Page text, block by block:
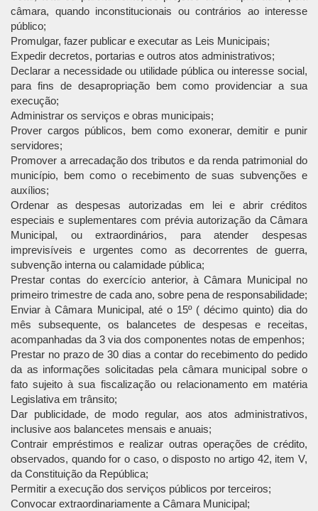
câmara, quando inconstitucionais ou contrários ao interesse
público;
Promulgar, fazer publicar e executar as Leis Municipais;
Expedir decretos, portarias e outros atos administrativos;
Declarar a necessidade ou utilidade pública ou interesse social,
para fins de desapropriação bem como providenciar a sua
execução;
Administrar os serviços e obras municipais;
Prover cargos públicos, bem como exonerar, demitir e punir
servidores;
Promover a arrecadação dos tributos e da renda patrimonial do
município, bem como o recebimento de suas subvenções e
auxílios;
Ordenar as despesas autorizadas em lei e abrir créditos
especiais e suplementares com prévia autorização da Câmara
Municipal, ou extraordinários, para atender despesas
imprevisíveis e urgentes como as decorrentes de guerra,
subvenção interna ou calamidade pública;
Prestar contas do exercício anterior, à Câmara Municipal no
primeiro trimestre de cada ano, sobre pena de responsabilidade;
Enviar à Câmara Municipal, até o 15º ( décimo quinto) dia do
mês subsequente, os balancetes de despesas e receitas,
acompanhadas da 3 via dos componentes notas de empenhos;
Prestar no prazo de 30 dias a contar do recebimento do pedido
da as informações solicitadas pela câmara municipal sobre o
fato sujeito à sua fiscalização ou relacionamento em matéria
Legislativa em trânsito;
Dar publicidade, de modo regular, aos atos administrativos,
inclusive aos balancetes mensais e anuais;
Contrair empréstimos e realizar outras operações de crédito,
observados, quando for o caso, o disposto no artigo 42, item V,
da Constituição da República;
Permitir a execução dos serviços públicos por terceiros;
Convocar extraordinariamente a Câmara Municipal;